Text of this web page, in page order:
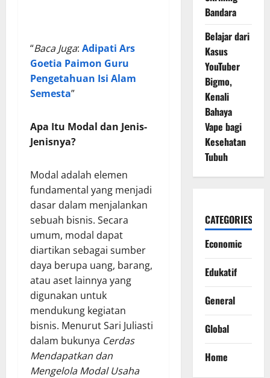
“Baca Juga: Adipati Ars
Goetia Paimon Guru
Pengetahuan Isi Alam
Semesta”
Apa Itu Modal dan Jenis-
Jenisnya?
Modal adalah elemen
fundamental yang menjadi
dasar dalam menjalankan
sebuah bisnis. Secara
umum, modal dapat
diartikan sebagai sumber
daya berupa uang, barang,
atau aset lainnya yang
digunakan untuk
mendukung kegiatan
bisnis. Menurut Sari Juliasti
dalam bukunya Cerdas
Mendapatkan dan
Mengelola Modal Usaha
Bandara
Belajar dari
Kasus
YouTuber
Bigmo,
Kenali
Bahaya
Vape bagi
Kesehatan
Tubuh
CATEGORIES
Economic
Edukatif
General
Global
Home